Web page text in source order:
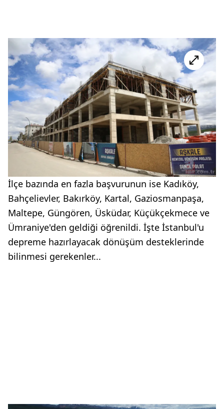
İlçe bazında en fazla başvurunun ise Kadıköy,
Bahçelievler, Bakırköy, Kartal, Gaziosmanpaşa,
Maltepe, Güngören, Üsküdar, Küçükçekmece ve
Ümraniye'den geldiği öğrenildi. İşte İstanbul'u
depreme hazırlayacak dönüşüm desteklerinde
bilinmesi gerekenler...